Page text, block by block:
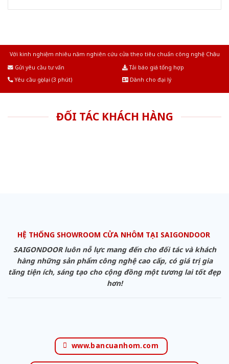
Với kinh nghiệm nhiêu năm nghiên cứu cửa theo tiêu chuẩn công nghệ Châu
Gửi yêu cầu tư vấn
Tải báo giá tổng hợp
Yêu cầu gọi lại (3 phút)
Dành cho đại lý
ĐỐI TÁC KHÁCH HÀNG
HỆ THỐNG SHOWROOM CỬA NHÔM TẠI SAIGONDOOR
SAIGONDOOR luôn nỗ lực mang đến cho đối tác và khách
hàng những sản phẩm công nghệ cao cấp, có giá trị gia
tăng tiện ích, sáng tạo cho cộng đồng một tương lai tốt đẹp
hơn!
www.bancuanhom.com